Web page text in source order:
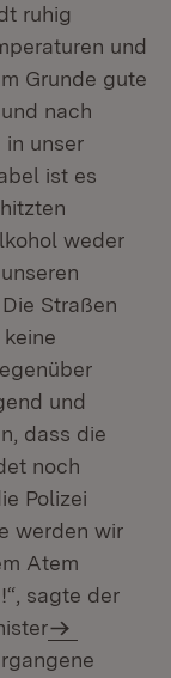
ruhig
und
Grunde gute
nach
unser
ist es
weder
Straßen
und
dass die
noch
Polizei
werden wir
Atem
sagte der